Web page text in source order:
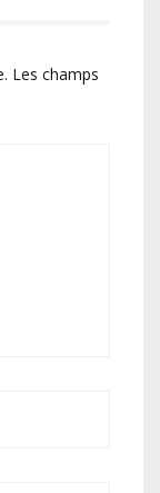
Les champs